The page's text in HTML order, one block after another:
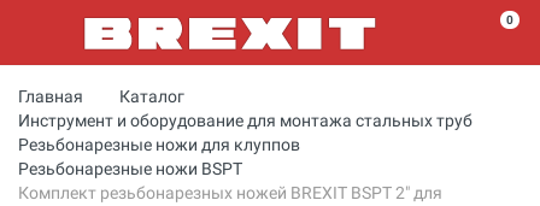
0
Главная
Каталог
Инструмент и оборудование для монтажа стальных труб
Резьбонарезные ножи для клуппов
Резьбонарезные ножи BSPT
Комплект резьбонарезных ножей BREXIT BSPT 2" для